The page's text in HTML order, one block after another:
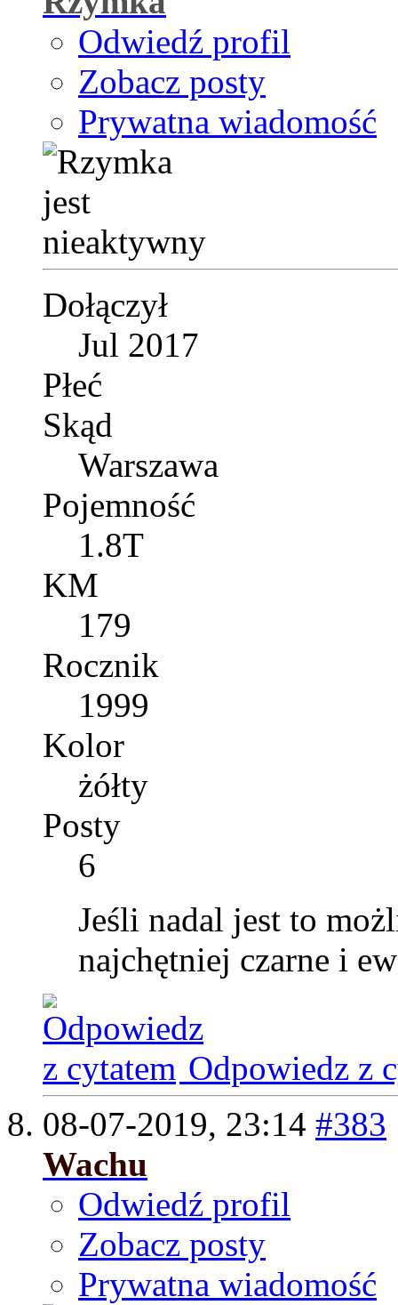
Odwiedź profil
Zobacz posty
Prywatna wiadomość
Dołączył
Jul 2017
Płeć
Skąd
Warszawa
Pojemność
1.8T
KM
179
Rocznik
1999
Kolor
żółty
Posty
6
Jeśli nadal jest to
najchętniej czarne i
Odpowiedz z
08-07-2019, 23:14 #383
Wachu
Odwiedź profil
Zobacz posty
Prywatna wiadomość